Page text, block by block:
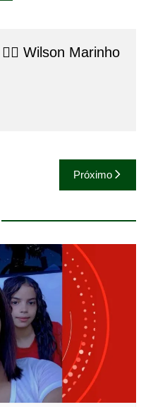
Wilson Marinho
Próximo